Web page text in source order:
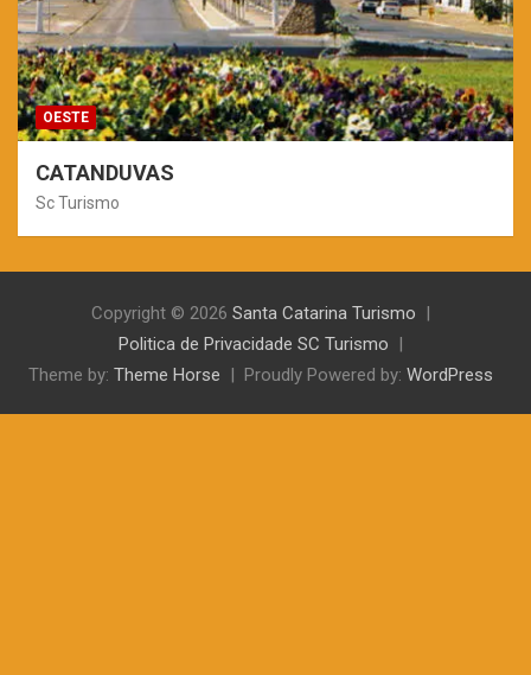
OESTE
CATANDUVAS
Sc Turismo
Copyright © 2026 Santa Catarina Turismo
Politica de Privacidade SC Turismo
Theme by: Theme Horse Proudly Powered by: WordPress